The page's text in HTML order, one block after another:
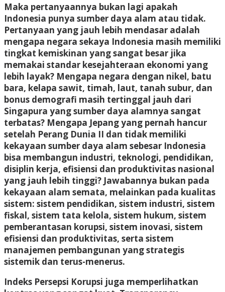
Maka pertanyaannya bukan lagi apakah
Indonesia punya sumber daya alam atau tidak.
Pertanyaan yang jauh lebih mendasar adalah
mengapa negara sekaya Indonesia masih memiliki
tingkat kemiskinan yang sangat besar jika
memakai standar kesejahteraan ekonomi yang
lebih layak? Mengapa negara dengan nikel, batu
bara, kelapa sawit, timah, laut, tanah subur, dan
bonus demografi masih tertinggal jauh dari
Singapura yang sumber daya alamnya sangat
terbatas? Mengapa Jepang yang pernah hancur
setelah Perang Dunia II dan tidak memiliki
kekayaan sumber daya alam sebesar Indonesia
bisa membangun industri, teknologi, pendidikan,
disiplin kerja, efisiensi dan produktivitas nasional
yang jauh lebih tinggi? Jawabannya bukan pada
kekayaan alam semata, melainkan pada kualitas
sistem: sistem pendidikan, sistem industri, sistem
fiskal, sistem tata kelola, sistem hukum, sistem
pemberantasan korupsi, sistem inovasi, sistem
efisiensi dan produktivitas, serta sistem
manajemen pembangunan yang strategis
sistemik dan terus-menerus.
Indeks Persepsi Korupsi juga memperlihatkan